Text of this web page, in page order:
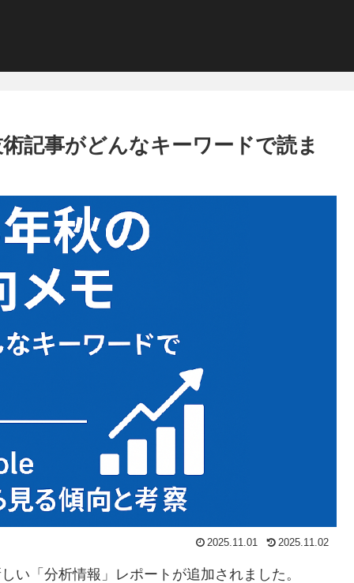
記事がどんなキーワードで読ま
2025.11.01 2025.11.02
い「分析情報」レポートが追加されました。